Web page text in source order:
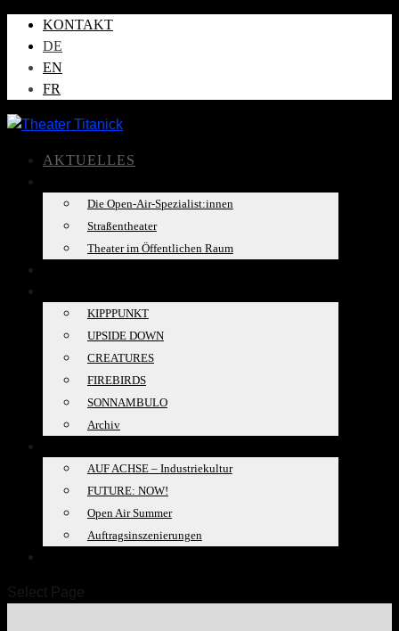
KONTAKT
DE
EN
FR
AKTUELLES
Die Open-Air-Spezialist:innen
Straßentheater
Theater im Öffentlichen Raum
KIPPPUNKT
UPSIDE DOWN
CREATURES
FIREBIRDS
SONNAMBULO
Archiv
AUF ACHSE – Industriekultur
FUTURE: NOW!
Open Air Summer
Auftragsinszenierungen
Select Page